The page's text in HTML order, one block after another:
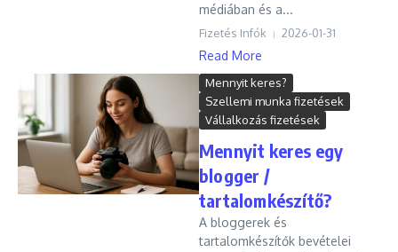
médiában és a...
Fizetés Infók 2026-01-31
Read More
Mennyit keres?
Szellemi munka fizetések
Vállalkozás fizetések
Mennyit keres egy
blogger /
tartalomkészítő?
A bloggerek és
tartalomkészítők bevételei